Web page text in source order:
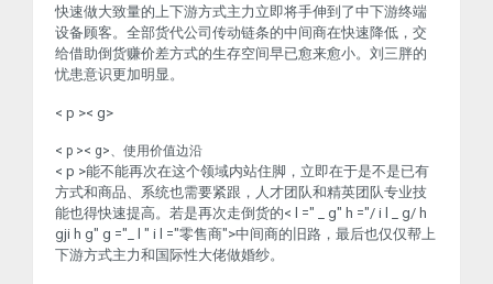
快速做大致量的上下游方式主力立即将手伸到了中下游终端
设备顾客。全部货代公司传动链条的中间商在快速降低，交
给借助倒货赚价差方式的生存空间早已愈来愈小。刘三胖的
忧患意识更加明显。
< p >< g>
< p >< g>、使用价值边沿
< p >能不能再次在这个领域内站住脚，立即在于是不是已有
方式和商品、系统也需要紧跟，人才团队和精英团队专业技
能也得快速提高。若是再次走倒货的< l =" _ g" h ="/ i l _ g/ h
gji h g" g ="_ l " i l ="零售商">中间商的旧路，最后也仅仅帮上
下游方式主力和国际性大佬做婚纱。